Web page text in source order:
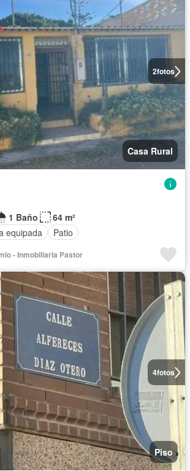
2fotos
Casa Rural
1 Baño
64 m²
equipada Patio
- Inmobiliaria Pastor
4fotos
Piso